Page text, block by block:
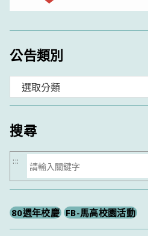
公告類別
類
搜尋
搜
尋
:::
80週年校慶 FB-馬高校園活動